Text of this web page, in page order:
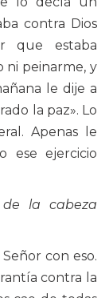
contra Dios
que estaba
ni peinarme, y
le dije a
la paz». Lo
Apenas le
ese ejercicio
de la cabeza
con eso.
contra la